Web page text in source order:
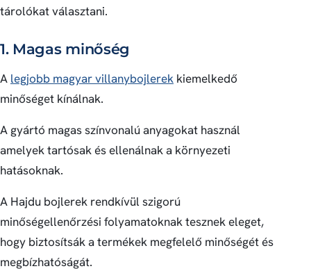
tárolókat választani.
1. Magas minőség
A legjobb magyar villanybojlerek kiemelkedő
minőséget kínálnak.
A gyártó magas színvonalú anyagokat használ
amelyek tartósak és ellenálnak a környezeti
hatásoknak.
A Hajdu bojlerek rendkívül szigorú
minőségellenőrzési folyamatoknak tesznek eleget,
hogy biztosítsák a termékek megfelelő minőségét és
megbízhatóságát.